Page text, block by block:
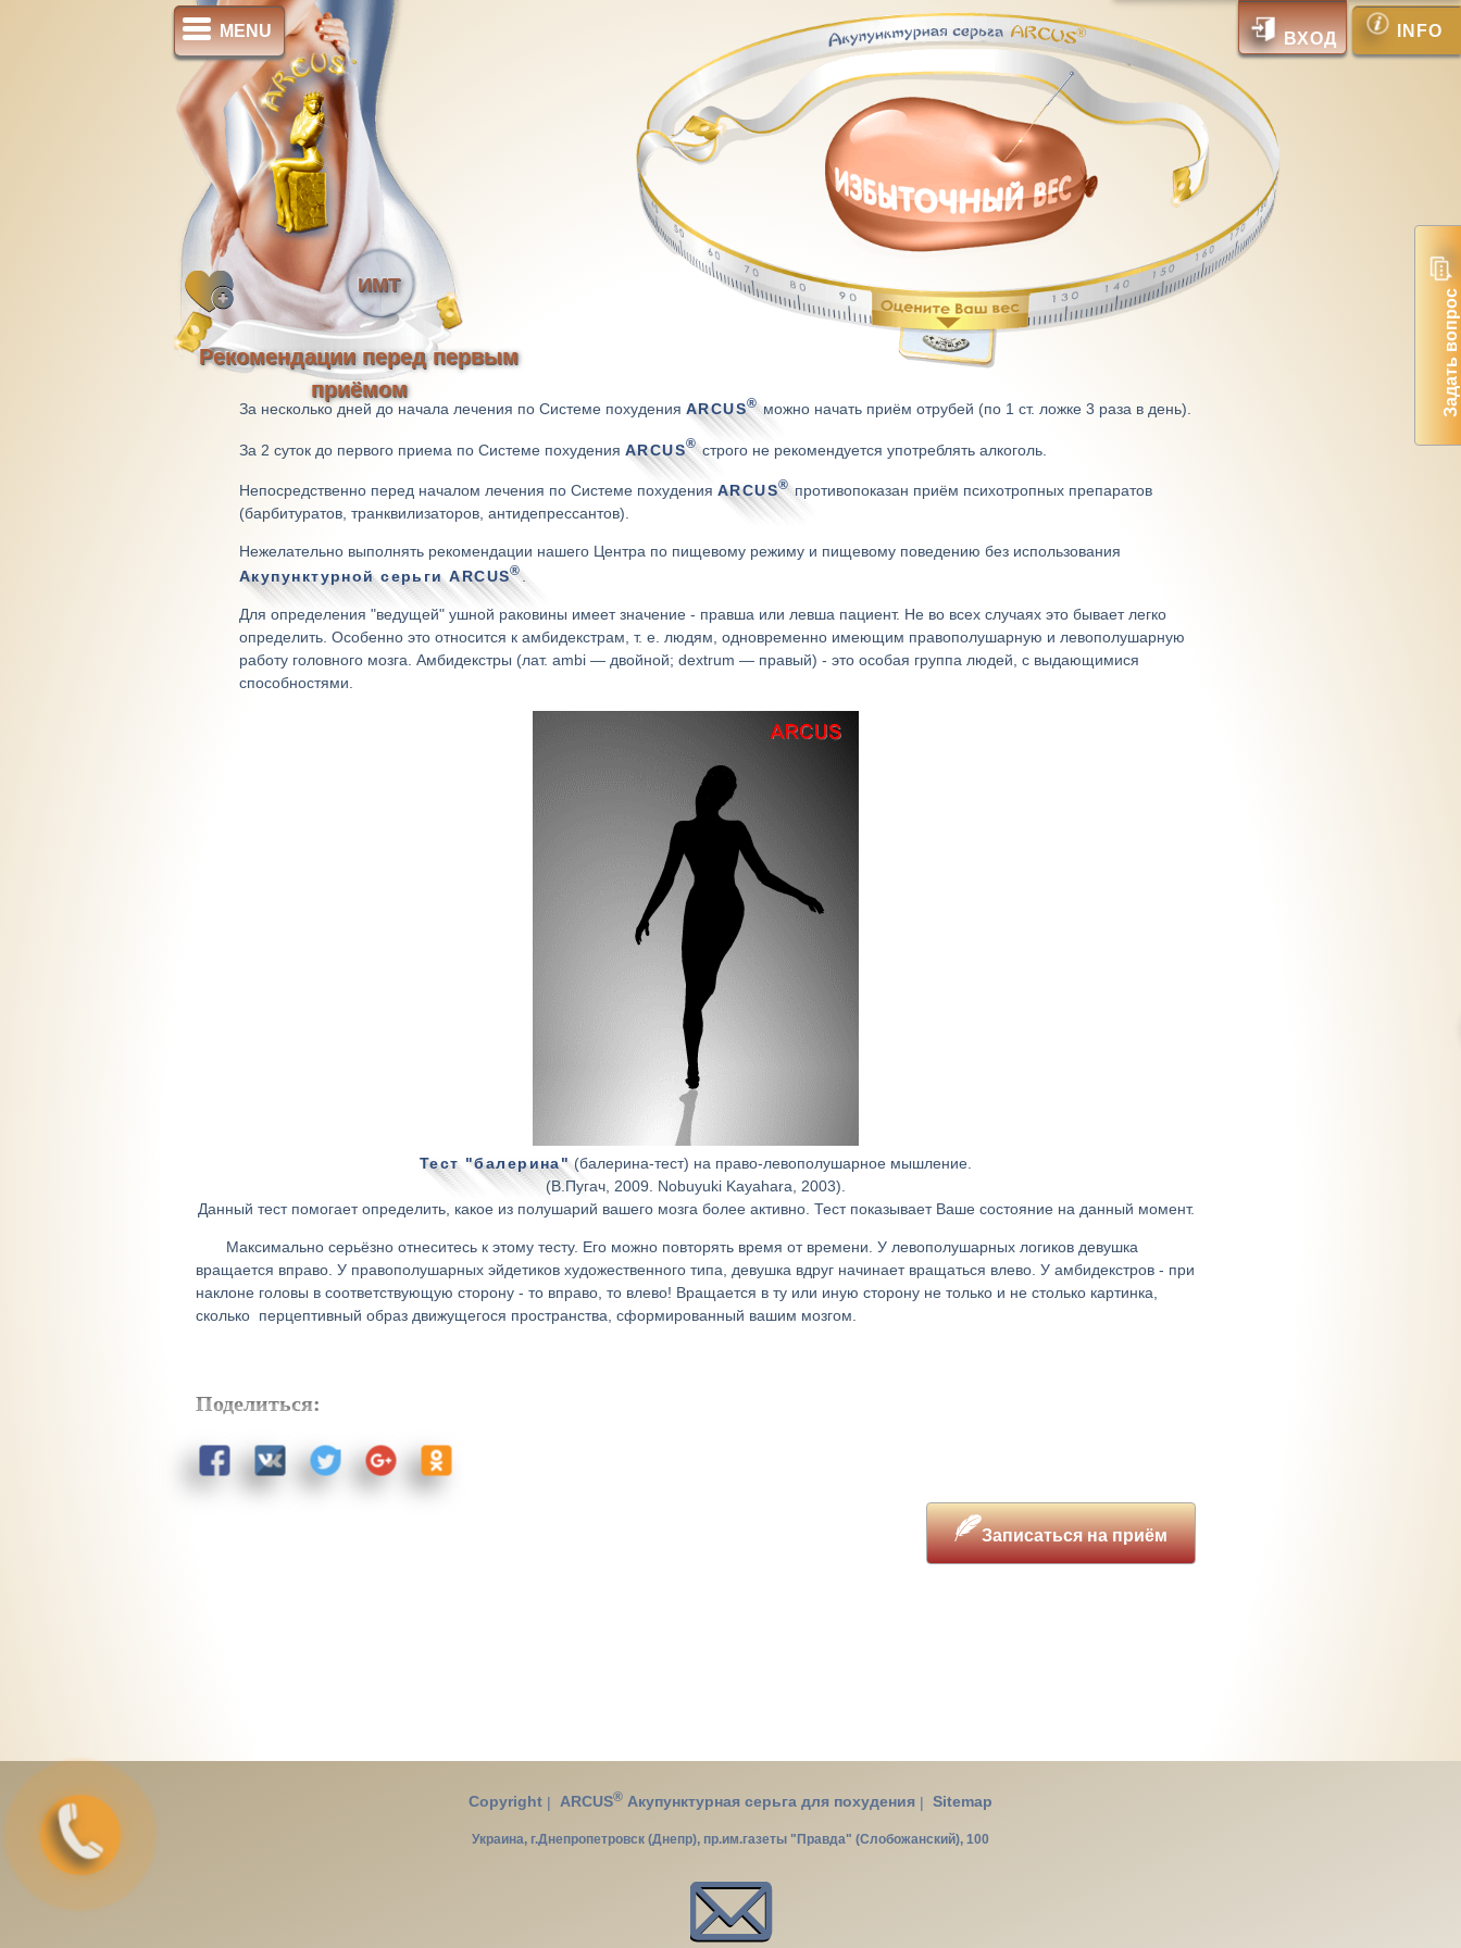
MENU
ИМТ
Рекомендации перед первым
приёмом
ВХОД
Задать вопрос
INFO
За несколько дней до начала лечения по Системе похудения ARCUS®можно начать приём отрубей (по 1 ст. ложке 3 раза в день).
За 2 суток до первого приема по Системе похудения ARCUS®строго не рекомендуется употреблять алкоголь.
Непосредственно перед началом лечения по Системе похудения ARCUS®противопоказан приём психотропных препаратов
(барбитуратов, транквилизаторов, антидепрессантов).
Нежелательно выполнять рекомендации нашего Центра по пищевому режиму и пищевому поведению без использования
Акупунктурной серьги ARCUS®.
Для определения "ведущей" ушной раковины имеет значение - правша или левша пациент. Не во всех случаях это бывает легко
определить. Особенно это относится к амбидекстрам, т. е. людям, одновременно имеющим правополушарную и левополушарную
работу головного мозга. Амбидекстры (лат. ambi — двойной; dextrum — правый) - это особая группа людей, с выдающимися
способностями.
Тест "балерина"(балерина-тест) на право-левополушарное мышление.
(В.Пyгач, 2009. Nobuyuki Kayahara, 2003).
Данный тест помогает определить, какое из полушарий вашего мозга более активно. Тест показывает Ваше состояние на данный момент.
Максимально серьёзно отнеситесь к этому тесту. Его можно повторять время от времени. У левополушарных логиков девушка
вращается вправо. У правополушарных эйдетиков художественного типа, девушка вдруг начинает вращаться влево. У амбидекстров - при
наклоне головы в соответствующую сторону - то вправо, то влево! Вращается в ту или иную сторону не только и не столько картинка,
сколько перцептивный образ движущегося пространства, сформированный вашим мозгом.
Поделиться:
Записаться на приём
Copyright | ARCUS® Акупунктурная серьга для похудения | Sitemap
Украина, г.Днепропетровск (Днепр), пр.им.газеты "Правда" (Слобожанский), 100